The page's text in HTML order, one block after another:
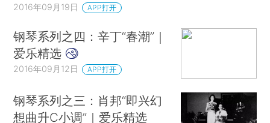
2016年09月19日 APP打开
钢琴系列之四：辛丁“春潮”｜
爱乐精选
2016年09月12日 APP打开
钢琴系列之三：肖邦“即兴幻
想曲升C小调”｜爱乐精选